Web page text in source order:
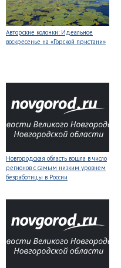
Авторские колонки: Идеальное
воскресенье на «Горской пристани»
Новгородская область вошла в число
регионов с самым низким уровнем
безработицы в России